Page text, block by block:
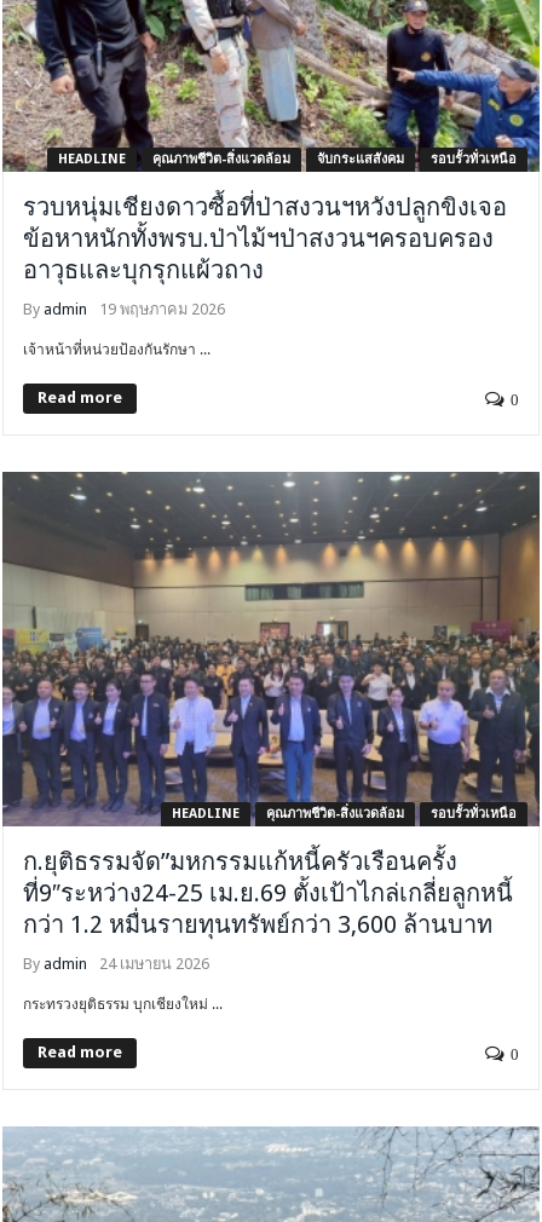
HEADLINE คุณภาพชีวิต-สิ่งแวดล้อม จับกระแสสังคม รอบรั้วทั่วเหนือ
รวบหนุ่มเชียงดาวซื้อที่ป่าสงวนฯหวังปลูกขิงเจอ
ข้อหาหนักทั้งพรบ.ป่าไม้ฯป่าสงวนฯครอบครอง
อาวุธและบุกรุกแผ้วถาง
By admin 19 พฤษภาคม 2026
เจ้าหน้าที่หน่วยป้องกันรักษา ...
Read more 0
HEADLINE คุณภาพชีวิต-สิ่งแวดล้อม รอบรั้วทั่วเหนือ
ก.ยุติธรรมจัด”มหกรรมแก้หนี้ครัวเรือนครั้ง
ที่9″ระหว่าง24-25 เม.ย.69 ตั้งเป้าไกล่เกลี่ยลูกหนี้
กว่า 1.2 หมื่นรายทุนทรัพย์กว่า 3,600 ล้านบาท
By admin 24 เมษายน 2026
กระทรวงยุติธรรม บุกเชียงใหม่ ...
Read more 0